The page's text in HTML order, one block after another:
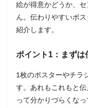
絵が得意かどうか、
ん。伝わりやすいポ
紹介します。
ポイント1：まずは
1枚のポスターやチラ
す。あれもこれもと
って分かりづらくな